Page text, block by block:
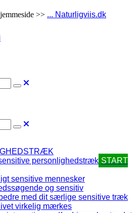
>> ... Naturligviis.dk
personlighedstræk START
sensitive mennesker
og sensitiv
med dit særlige sensitive træk
virkelig mærkes